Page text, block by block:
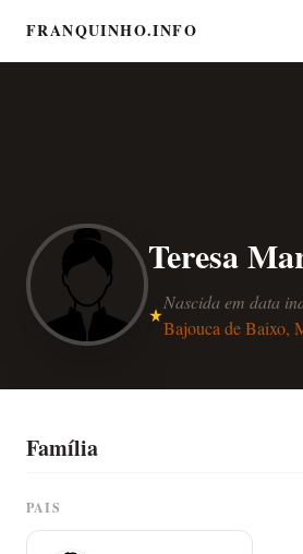
FRANQUINHO.INFO
Teresa
Nascida em data
Bajouca de Baixo,
Família
PAIS